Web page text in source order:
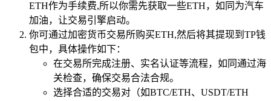
ETH作为手续费,所以你需先获取一些ETH，如同为汽车
加油，让交易引擎启动。
你可通过加密货币交易所购买ETH,然后将其提现到TP钱
包中，具体操作如下：
在交易所完成注册、实名认证等流程，如同通过海
关检查，确保交易合法合规。
选择合适的交易对（如BTC/ETH、USDT/ETH